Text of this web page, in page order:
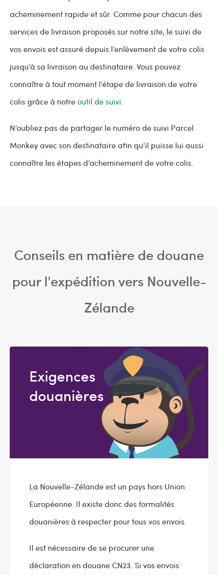
acheminement rapide et sûr. Comme pour chacun des
services de livraison proposés sur notre site, le suivi de
vos envois est assuré depuis l’enlèvement de votre colis
jusqu’à sa livraison au destinataire. Vous pouvez
connaître à tout moment l’étape de livraison de votre
colis grâce à notreoutil de suivi
N’oubliez pas de partager le numéro de suivi Parcel
Monkey avec son destinataire afin qu’il puisse lui aussi
connaître les étapes d’acheminement de votre colis.
Conseils en matière de douane
pour l'expédition vers Nouvelle-
Zélande
Exigences
douanières
La Nouvelle-Zélande est un pays hors Union
Européenne. Il existe donc des formalités
douanières à respecter pour tous vos envois.
Il est nécessaire de se procurer une
déclaration en douane CN23. Si vos envois